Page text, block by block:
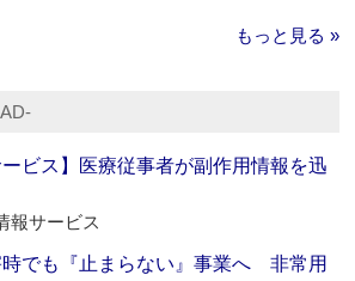
もっと見る »
ービス】医療従事者が副作用情報を迅
報サービス
時でも『止まらない』事業へ 非常用